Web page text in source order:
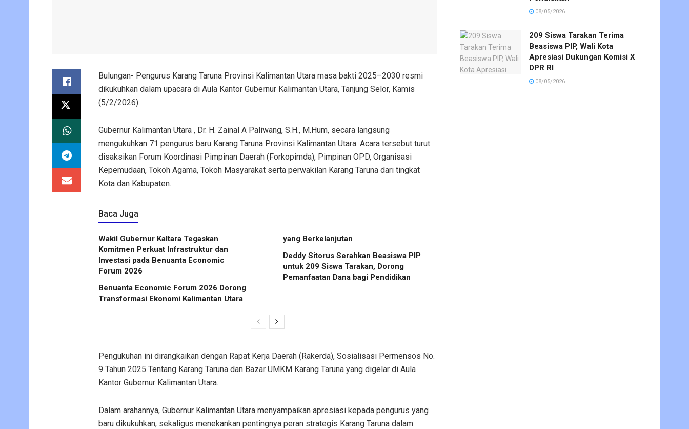
Bulungan- Pengurus Karang Taruna Provinsi Kalimantan Utara masa bakti 2025–2030 resmi
dikukuhkan dalam upacara di Aula Kantor Gubernur Kalimantan Utara, Tanjung Selor, Kamis
(5/2/2026).
Gubernur Kalimantan Utara , Dr. H. Zainal A Paliwang, S.H., M.Hum, secara langsung
mengukuhkan 71 pengurus baru Karang Taruna Provinsi Kalimantan Utara. Acara tersebut turut
disaksikan Forum Koordinasi Pimpinan Daerah (Forkopimda), Pimpinan OPD, Organisasi
Kepemudaan, Tokoh Agama, Tokoh Masyarakat serta perwakilan Karang Taruna dari tingkat
Kota dan Kabupaten.
Baca Juga
Wakil Gubernur Kaltara Tegaskan
Komitmen Perkuat Infrastruktur dan
Investasi pada Benuanta Economic
Forum 2026
Benuanta Economic Forum 2026 Dorong
Transformasi Ekonomi Kalimantan Utara
yang Berkelanjutan
Deddy Sitorus Serahkan Beasiswa PIP
untuk 209 Siswa Tarakan, Dorong
Pemanfaatan Dana bagi Pendidikan
Pengukuhan ini dirangkaikan dengan Rapat Kerja Daerah (Rakerda), Sosialisasi Permensos No.
9 Tahun 2025 Tentang Karang Taruna dan Bazar UMKM Karang Taruna yang digelar di Aula
Kantor Gubernur Kalimantan Utara.
Dalam arahannya, Gubernur Kalimantan Utara menyampaikan apresiasi kepada pengurus yang
baru dikukuhkan, sekaligus menekankan pentingnya peran strategis Karang Taruna dalam
08/05/2026
209 Siswa Tarakan Terima
Beasiswa PIP, Wali Kota
Apresiasi Dukungan Komisi X
DPR RI
08/05/2026